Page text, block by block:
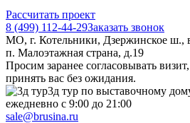
Рассчитать проект
8 (499) 112-44-29Заказать звонок
МО, г. Котельники, Дзержинское ш.,
п. Малоэтажная страна, д.19
Просим заранее согласовывать
принять вас без ожидания.
3д тур по выставочному
ежедневно с 9:00 до 21:00
sale@brusina.ru